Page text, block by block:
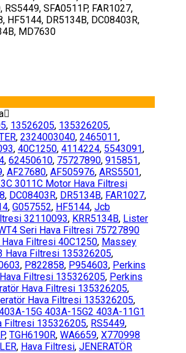
SFA0511P, FAR1027,
HF5144, DR5134B, DC08403R,
MD7630
, 13526205, 135326205,
, 2324003040, 2465011,
, 40C1250, 4114224, 5543091,
, 62450610, 75727890, 915851,
, AF27680, AF505976, ARS5501,
3011C Motor Hava Filtresi
, DC08403R, DR5134B, FAR1027,
, G057552, HF5144, Jcb
32110093, KRR5134B, Lister
Seri Hava Filtresi 75727890
Hava Filtresi 40C1250, Massey
Hava Filtresi 135326205,
, P822858, P954603, Perkins
Filtresi 135326205, Perkins
Hava Filtresi 135326205,
Hava Filtresi 135326205,
15G 403A-15G2 403A-11G1
Filtresi 135326205, RS5449,
, TGH6190R, WA6659, X770998
, Hava Filtresi, JENERATÖR